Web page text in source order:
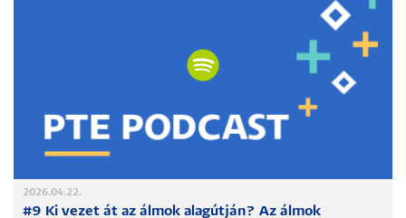
2026.04.22.
#9 Ki vezet át az álmok alagútján? Az álmok